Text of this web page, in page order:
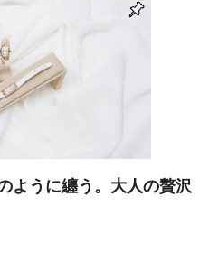
ように纏う。大人の贅沢